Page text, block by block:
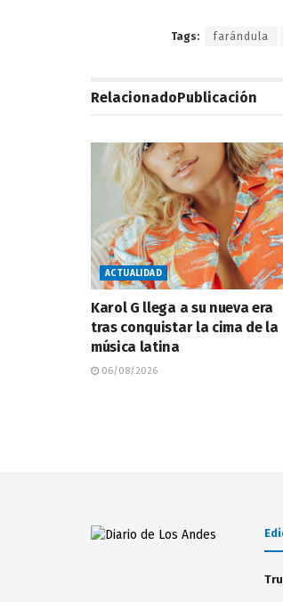
Tags: farándula
RelacionadoPublicación
ACTUALIDAD
Karol G llega a su nueva era
tras conquistar la cima de la
música latina
06/08/2026